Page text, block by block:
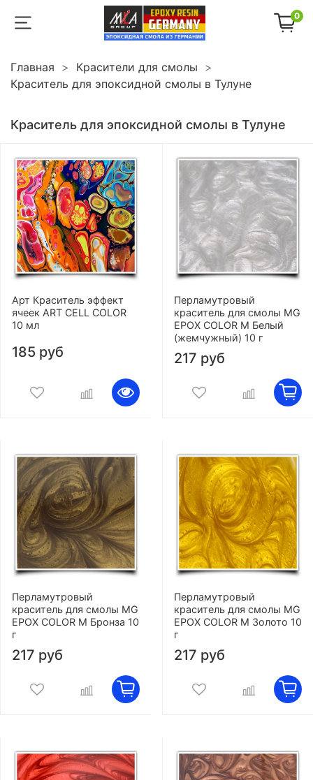
0
Главная
Красители для смолы
Краситель для эпоксидной смолы в Тулуне
Краситель для эпоксидной смолы в Тулуне
Арт Краситель эффект
ячеек ART CELL COLOR
10 мл
185 руб
Перламутровый
краситель для смолы MG
EPOX COLOR M Белый
(жемчужный) 10 г
217 руб
Перламутровый
краситель для смолы MG
EPOX COLOR M Бронза 10
г
217 руб
Перламутровый
краситель для смолы MG
EPOX COLOR M Золото 10
г
217 руб